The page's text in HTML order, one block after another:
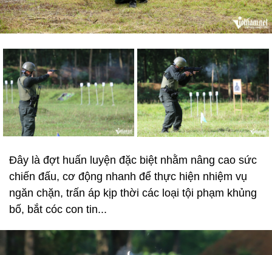
Đây là đợt huấn luyện đặc biệt nhằm nâng cao sức
chiến đấu, cơ động nhanh để thực hiện nhiệm vụ
ngăn chặn, trấn áp kịp thời các loại tội phạm khủng
bố, bắt cóc con tin...